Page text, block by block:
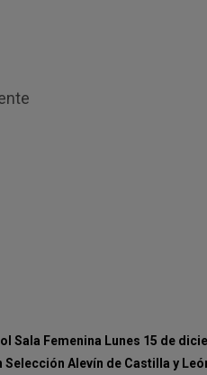
Sala Femenina Lunes 15 de
Alevín de Castilla y